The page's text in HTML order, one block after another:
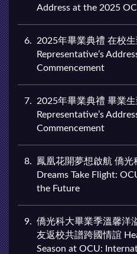
Address at the 2025
6
2025年畢業典禮 在校
Representative’s
Commencement
7
2025年畢業典禮 畢業
Representative’s
Commencement
8
鳳凰花開夢想啟航 僑光
Dreams Take Flight:
the Future
9
僑光科大畢業季溫馨洋
友返校共譜跨國情誼
Season at OCU: